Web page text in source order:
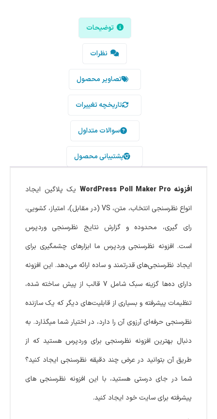
توضیحات
نظرات
تصاویر محصول
تاریخچه تغییرات
سوالات متداول
پشتیبانی محصول
افزونه WordPress Poll Maker Pro
یک پلاگین ایجاد
انواع نظرسنجی انتخاب، متن، VS (در مقابل)، امتیاز، کشویی،
رای گیری، محدوده و گزارش نتایج نظرسنجی وردپرس
است. افزونه نظرسنجی وردپرس ما ابزارهای چشمگیری برای
ایجاد نظرسنجی‌های قدرتمند و ساده ارائه می‌دهد. این افزونه
دارای ده‌ها گزینه سبک شامل 7 قالب از پیش ساخته شده،
تنظیمات پیشرفته و بسیاری از قابلیت‌های دیگر که یک سازنده
نظرسنجی حرفه‌ای آرزوی آن را دارد، در اختیار شما میگذارد. به
دنبال بهترین افزونه نظرسنجی برای وردپرس هستید که از
طریق آن بتوانید در عرض چند دقیقه نظرسنجی ایجاد کنید؟
شما در جای درستی هستید، با این افزونه نظرسنجی های
پیشرفته برای سایت خود ایجاد کنید.